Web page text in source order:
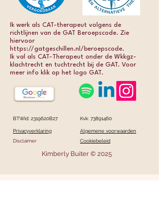
gebruikt als voorraad om actief vitamine
D uit te vormen. Door verschillende
oorzaken kan de omzetting naar actief
vitamine D onvoldoende plaatsvinden
en een tekort ontstaan. Een test geeft
inzicht in het gehalte actief vitamine D in
jouw lichaam. Zo kom je te weten of er
sprake kan zijn van een verminderde
omzetting.
Ik werk als CAT-therapeut volgens de
richtlijnen van de GAT Beroepscode. Zie
hiervoor
https://gatgeschillen.nl/beroepscode.
Ik val als CAT-Therapeut onder de Wkkgz-
klachtrecht en tuchtrecht bij de GAT. Voor
meer info klik op het logo GAT.
BTWid: 2319620B27 Kvk: 73891460
Algemene voorwaarden
Privacyverklaring
Disclaimer
Cookiebeleid
Kimberly Buiter © 2025